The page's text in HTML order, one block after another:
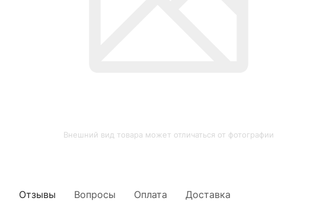
Внешний вид товара может отличаться от фотографии
Отзывы Вопросы Оплата Доставка